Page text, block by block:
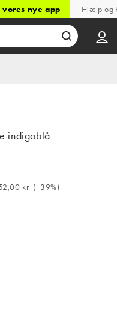
nye app Hjælp og
indigoblå
30 dage 52,00 kr.
kr. (+39%)